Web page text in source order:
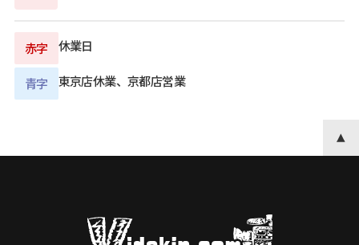
赤字 休業日
青字 東京店休業、京都店営業